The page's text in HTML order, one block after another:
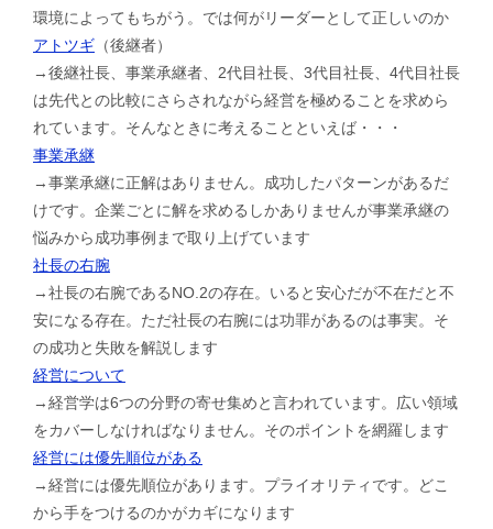
環境によってもちがう。では何がリーダーとして正しいのか
アトツギ （後継者）
→後継社長、事業承継者、2代目社長、3代目社長、4代目社長
は先代との比較にさらされながら経営を極めることを求めら
れています。そんなときに考えることといえば・・・
事業承継
→事業承継に正解はありません。成功したパターンがあるだ
けです。企業ごとに解を求めるしかありませんが事業承継の
悩みから成功事例まで取り上げています
社長の右腕
→社長の右腕であるNO.2の存在。いると安心だが不在だと不
安になる存在。ただ社長の右腕には功罪があるのは事実。そ
の成功と失敗を解説します
経営について
→経営学は6つの分野の寄せ集めと言われています。広い領域
をカバーしなければなりません。そのポイントを網羅します
経営には優先順位がある
→経営には優先順位があります。プライオリティです。どこ
から手をつけるのかがカギになります